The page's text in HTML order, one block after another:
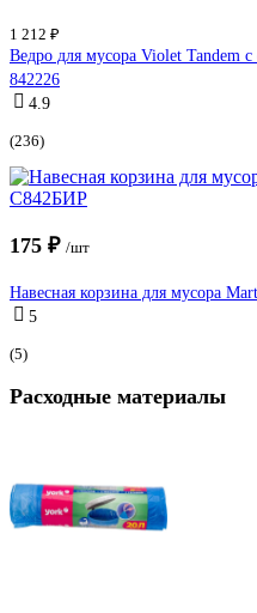
1 212 ₽
Ведро для мусора Violet Tandem
842226
4.9
(236)
175 ₽ /шт
Навесная корзина для мусора
5
(5)
Расходные материалы